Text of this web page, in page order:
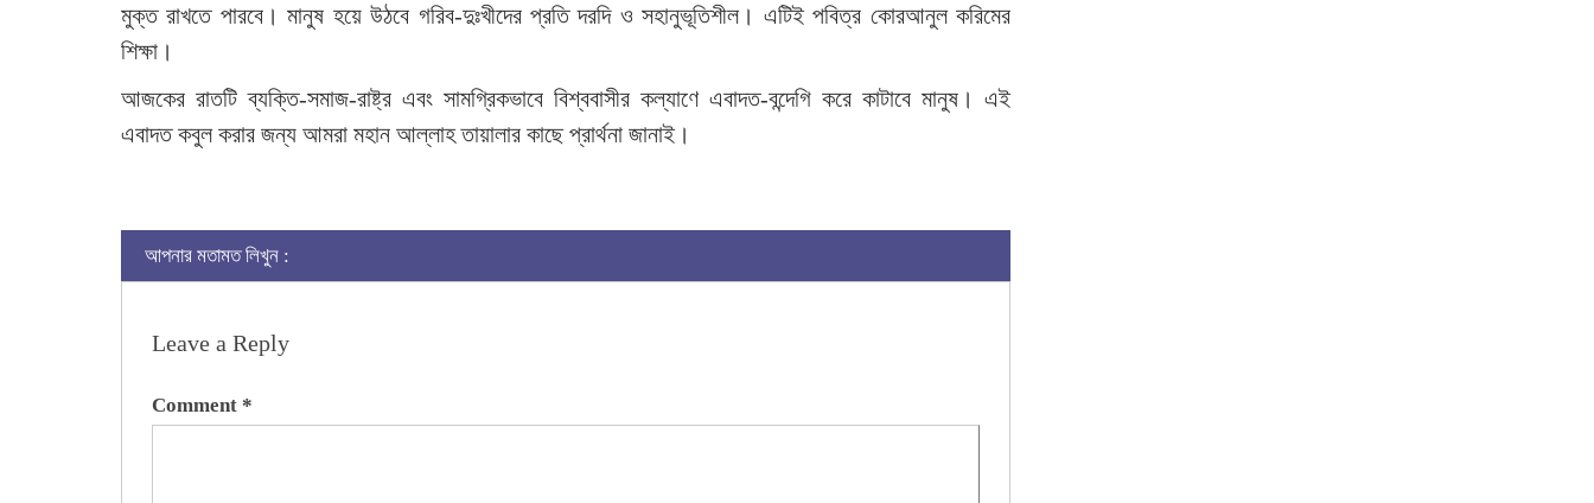
মুক্ত রাখতে পারবে। মানুষ হয়ে উঠবে গরিব-দুঃখীদের প্রতি দরদি ও সহানুভূতিশীল। এটিই পবিত্র কোরআনুল করিমের
শিক্ষা।
আজকের রাতটি ব্যক্তি-সমাজ-রাষ্ট্র এবং সামগ্রিকভাবে বিশ্ববাসীর কল্যাণে এবাদত-বন্দেগি করে কাটাবে মানুষ। এই
এবাদত কবুল করার জন্য আমরা মহান আল্লাহ তায়ালার কাছে প্রার্থনা জানাই।
আপনার মতামত লিখুন :
Leave a Reply
Comment *